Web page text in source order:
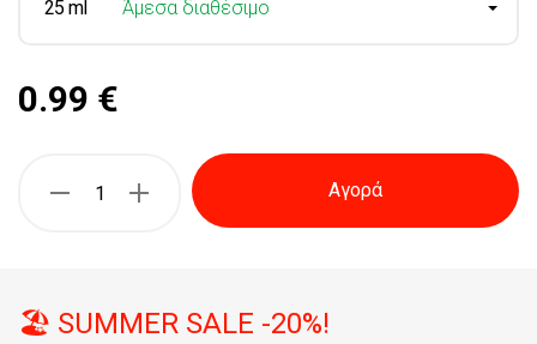
25 ml Άμεσα διαθέσιμο
0.99 €
Αγορά
🏖️ SUMMER SALE -20%!